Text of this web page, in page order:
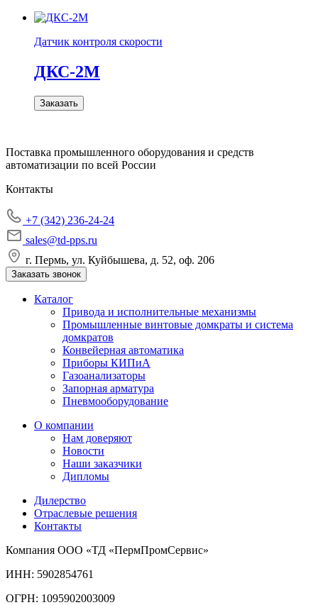
Датчик контроля скорости
ДКС-2М
Заказать
Поставка промышленного оборудования и средств
автоматизации по всей России
Контакты
+7 (342) 236-24-24
sales@td-pps.ru
г. Пермь, ул. Куйбышева, д. 52, оф. 206
Заказать звонок
Каталог
Привода и исполнительные механизмы
Промышленные винтовые домкраты и система
домкратов
Конвейерная автоматика
Приборы КИПиА
Газоанализаторы
Запорная арматура
Пневмооборудование
О компании
Нам доверяют
Новости
Наши заказчики
Дипломы
Дилерство
Отраслевые решения
Контакты
Компания ООО «ТД «ПермПромСервис»
ИНН: 5902854761
ОГРН: 1095902003009